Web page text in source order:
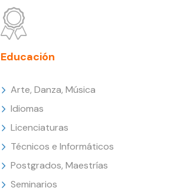
Educación
Arte, Danza, Música
Idiomas
Licenciaturas
Técnicos e Informáticos
Postgrados, Maestrías
Seminarios